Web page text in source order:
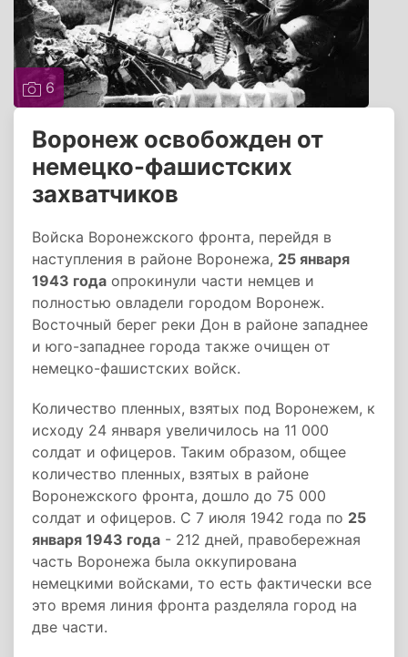
6
Воронеж освобожден от
немецко-фашистских
захватчиков
Войска Воронежского фронта, перейдя в
наступления в районе Воронежа, 25 января
1943 года опрокинули части немцев и
полностью овладели городом Воронеж.
Восточный берег реки Дон в районе западнее
и юго-западнее города также очищен от
немецко-фашистских войск.
Количество пленных, взятых под Воронежем, к
исходу 24 января увеличилось на 11 000
солдат и офицеров. Таким образом, общее
количество пленных, взятых в районе
Воронежского фронта, дошло до 75 000
солдат и офицеров. С 7 июля 1942 года по 25
января 1943 года - 212 дней, правобережная
часть Воронежа была оккупирована
немецкими войсками, то есть фактически все
это время линия фронта разделяла город на
две части.